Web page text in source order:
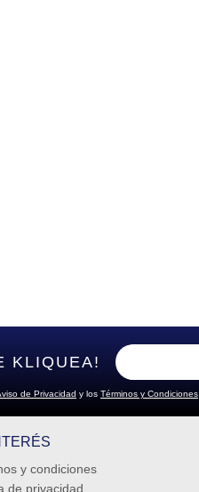
KLIQUEA!
de Privacidad y los Términos y Condiciones
y condiciones
de privacidad